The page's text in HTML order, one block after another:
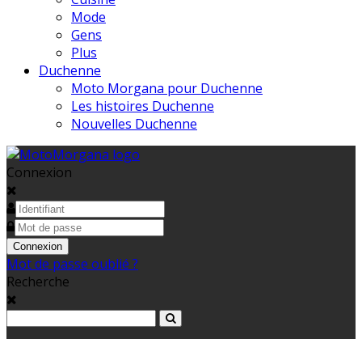
Mode
Gens
Plus
Duchenne
Moto Morgana pour Duchenne
Les histoires Duchenne
Nouvelles Duchenne
Connexion
Mot de passe oublié ?
Recherche